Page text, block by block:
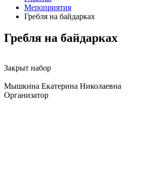
Мероприятия
Гребля на байдарках
Гребля на байдарках
Закрыт набор
Мышкина Екатерина Николаевна
Организатор